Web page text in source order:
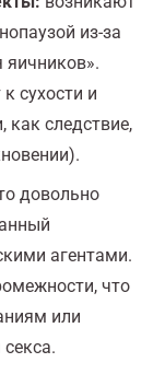
из-за
сухости и
как следствие,
довольно
агентами.
что
или